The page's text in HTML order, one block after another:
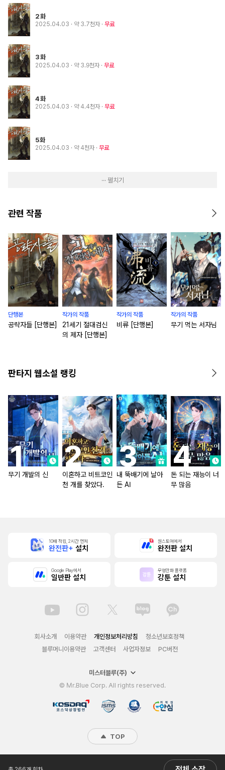
2화
2025.04.03 · 약 3.7천자 무료
3화
2025.04.03 · 약 3.9천자 무료
4화
2025.04.03 · 약 4.4천자 무료
5화
2025.04.03 · 약 4천자 무료
··· 펼치기
관련 작품
단행본
공략자들 [단행본]
작가의 작품
21세기 절대검신
의 제자 [단행본]
작가의 작품
비류 [단행본]
작가의 작품
무기 먹는 서자님
판타지 웹소설 랭킹
무기 개발의 신
이혼하고 비트코인
천 개를 찾았다.
내 뚝배기에 날아
든 AI
돈 되는 재능이 너
무 많음
10배 적립, 2시간 먼저
완전판+ 설치
원스토어에서
완전판 설치
Google Play에서
일반판 설치
무협만화 플랫폼
강툰 설치
회사소개 이용약관 개인정보처리방침
청소년보호정책
블루머니이용약관
고객센터 사업자정보 PC버전
미스터블루(주)
© Mr.Blue Corp. All rights reserved.
TOP